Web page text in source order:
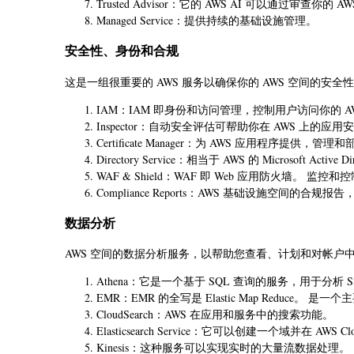
Trusted Advisor：它的 AWS AI 可以通过审查你的
Managed Service：提供持续的基础设施管理。
安全性、身份和合规
这是一组很重要的 AWS 服务以确保你的 AWS 空间的安全
IAM：IAM 即身份和访问管理，控制用户访问你的
Inspector：自动安全评估可帮助你在 AWS 上的应用
Certificate Manager：为 AWS 应用程序提供，管理和
Directory Service：相当于 AWS 的 Microsoft Active
WAF & Shield：WAF 即 Web 应用防火墙。 监控和
Compliance Reports：AWS 基础设施空间的合规报
数据分析
AWS 空间的数据分析服务，以帮助您查看、计划和对帐户
Athena：它是一个基于 SQL 查询的服务，用于分析
EMR：EMR 的全写是 Elastic Map Reduce。 是一个
CloudSearch：AWS 在应用和服务中的搜索功能。
Elasticsearch Service：它可以创建一个域并在 AWS
Kinesis：这种服务可以实现实时的大量流数据处理。